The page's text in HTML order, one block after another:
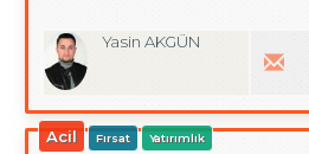
Yasin AKGÜN
Acil Fırsat Yatırımlık